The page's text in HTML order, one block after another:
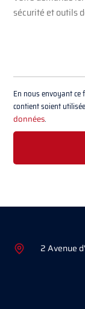
En nous envoyant
contient soient
données.
2 Avenue